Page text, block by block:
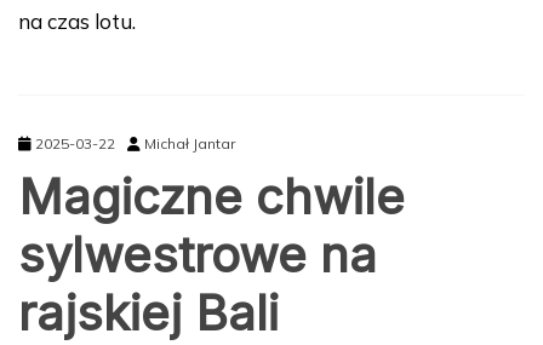
na czas lotu.
2025-03-22 Michał Jantar
Magiczne chwile
sylwestrowe na
rajskiej Bali